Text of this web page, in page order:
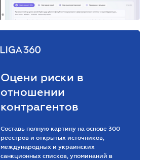
Оцени риски в
отношении
контрагентов
Составь полную картину на основе 300
реестров и открытых источников,
международных и украинских
санкционных списков, упоминаний в